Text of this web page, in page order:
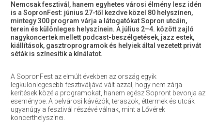
Nemcsak fesztivál, hanem egyhetes városi élmény lesz idén
is a SopronFest: június 27-től kezdve közel 80 helyszínen,
mintegy 300 program várja a látogatókat Sopron utcáin,
terein és különleges helyszínein. A július 2–4. között zajló
nagykoncertek mellett podcast-beszélgetések, jazz estek,
kiállítások, gasztroprogramok és helyiek által vezetett privát
séták is színesítik a kínálatot.
A SopronFest az elmúlt években az ország egyik
legkülönlegesebb fesztiváljává vált azzal, hogy nem zárja
kerítések közé a programokat, hanem egész Sopront bevonja az
eseménybe. A belvárosi kávézók, teraszok, éttermek és utcák
ugyanúgy a fesztivál részévé válnak, mint a Lővérek
koncerthelyszínei.